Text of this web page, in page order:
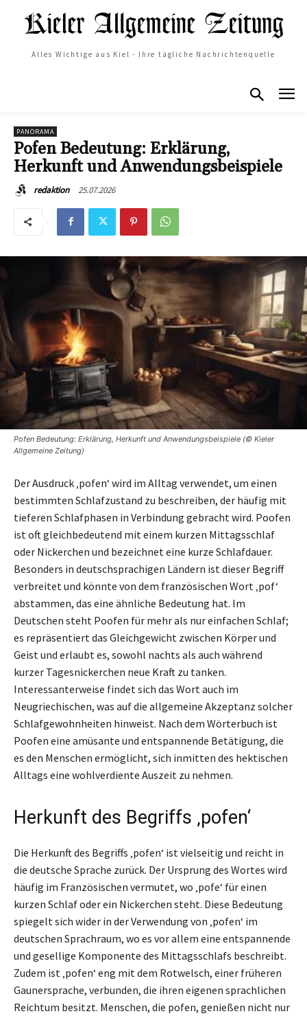
Alles Wichtige aus Kiel - Ihre tägliche Nachrichtenquelle
PANORAMA
Pofen Bedeutung: Erklärung,
Herkunft und Anwendungsbeispiele
redaktion 25.07.2026
Pofen Bedeutung: Erklärung, Herkunft und Anwendungsbeispiele (© Kieler
Allgemeine Zeitung)
Der Ausdruck ‚pofen‘ wird im Alltag verwendet, um einen
bestimmten Schlafzustand zu beschreiben, der häufig mit
tieferen Schlafphasen in Verbindung gebracht wird. Poofen
ist oft gleichbedeutend mit einem kurzen Mittagsschlaf
oder Nickerchen und bezeichnet eine kurze Schlafdauer.
Besonders in deutschsprachigen Ländern ist dieser Begriff
verbreitet und könnte von dem französischen Wort ‚pof‘
abstammen, das eine ähnliche Bedeutung hat. Im
Deutschen steht Poofen für mehr als nur einfachen Schlaf;
es repräsentiert das Gleichgewicht zwischen Körper und
Geist und erlaubt es, sowohl nachts als auch während
kurzer Tagesnickerchen neue Kraft zu tanken.
Interessanterweise findet sich das Wort auch im
Neugriechischen, was auf die allgemeine Akzeptanz solcher
Schlafgewohnheiten hinweist. Nach dem Wörterbuch ist
Poofen eine amüsante und entspannende Betätigung, die
es den Menschen ermöglicht, sich inmitten des hektischen
Alltags eine wohlverdiente Auszeit zu nehmen.
Herkunft des Begriffs ‚pofen‘
Die Herkunft des Begriffs ‚pofen‘ ist vielseitig und reicht in
die deutsche Sprache zurück. Der Ursprung des Wortes wird
häufig im Französischen vermutet, wo ‚pofe‘ für einen
kurzen Schlaf oder ein Nickerchen steht. Diese Bedeutung
spiegelt sich wider in der Verwendung von ‚pofen‘ im
deutschen Sprachraum, wo es vor allem eine entspannende
und gesellige Komponente des Mittagsschlafs beschreibt.
Zudem ist ‚pofen‘ eng mit dem Rotwelsch, einer früheren
Gaunersprache, verbunden, die ihren eigenen sprachlichen
Reichtum besitzt. Menschen, die pofen, genießen nicht nur